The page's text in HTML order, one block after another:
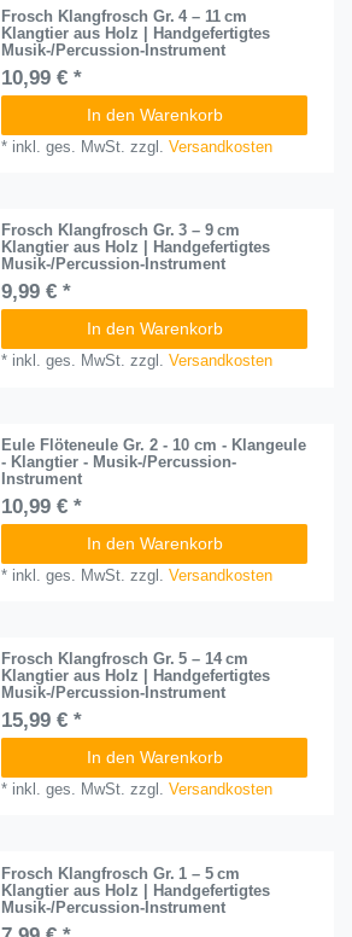
Frosch Klangfrosch Gr. 4 – 11 cm
Klangtier aus Holz | Handgefertigtes
Musik-/Percussion-Instrument
10,99 € *
In den Warenkorb
* inkl. ges. MwSt. zzgl.Versandkosten
Frosch Klangfrosch Gr. 3 – 9 cm
Klangtier aus Holz | Handgefertigtes
Musik-/Percussion-Instrument
9,99 € *
In den Warenkorb
* inkl. ges. MwSt. zzgl.Versandkosten
Eule Flöteneule Gr. 2 - 10 cm - Klangeule
- Klangtier - Musik-/Percussion-
Instrument
10,99 € *
In den Warenkorb
* inkl. ges. MwSt. zzgl.Versandkosten
Frosch Klangfrosch Gr. 5 – 14 cm
Klangtier aus Holz | Handgefertigtes
Musik-/Percussion-Instrument
15,99 € *
In den Warenkorb
* inkl. ges. MwSt. zzgl.Versandkosten
Frosch Klangfrosch Gr. 1 – 5 cm
Klangtier aus Holz | Handgefertigtes
Musik-/Percussion-Instrument